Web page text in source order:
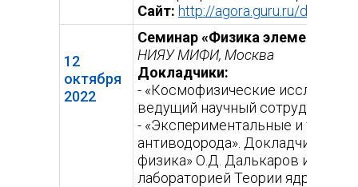
Сайт: http://agora.guru.ru/
12
октября
2022
Семинар «Физика
НИЯУ МИФИ, Москва
Докладчики:
- «Космофизические
ведущий научный сотрудник
- «Экспериментальные и
антиводорода». Докладчики:
физика» О.Д. Далькаров и
лабораторией Теории ядра А.Ю.